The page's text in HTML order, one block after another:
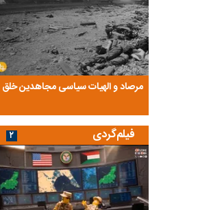
مرصاد و الهیات سیاسی مجاهدین خلق
فیلم‌گردی ۲